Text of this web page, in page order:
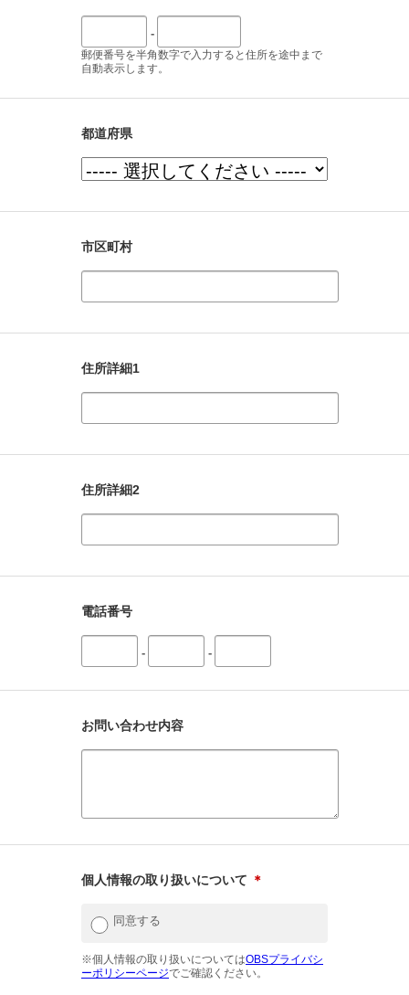
-
郵便番号を半角数字で入力すると住所を途中まで
自動表示します。
都道府県
市区町村
住所詳細1
住所詳細2
電話番号
- -
お問い合わせ内容
個人情報の取り扱いについて ＊
同意する
※個人情報の取り扱いについてはOBSプライバシ
ーポリシーページでご確認ください。